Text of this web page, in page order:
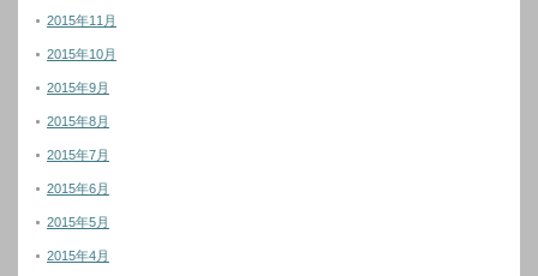
2015年11月
2015年10月
2015年9月
2015年8月
2015年7月
2015年6月
2015年5月
2015年4月